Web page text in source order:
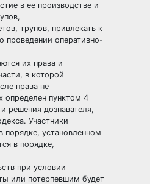
в ее производстве и
трупов, привлекать к
проведении оперативно-
их права и
в которой
права не
определен пунктом 4
решения дознавателя,
Участники
порядке, установленном
в порядке,
при условии
или потерпевшим будет